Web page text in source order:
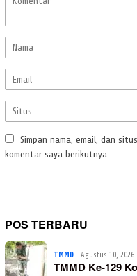
Simpan nama, email, dan
komentar saya berikutnya.
POS TERBARU
TMMD Agustus 10, 2026
TMMD Ke-129